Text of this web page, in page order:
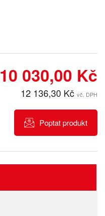
10 030,00 Kč
12 136,30 Kč vč. DPH
Poptat produkt